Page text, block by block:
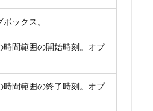
ックス。
間範囲の開始時刻。オプ
間範囲の終了時刻。オプ